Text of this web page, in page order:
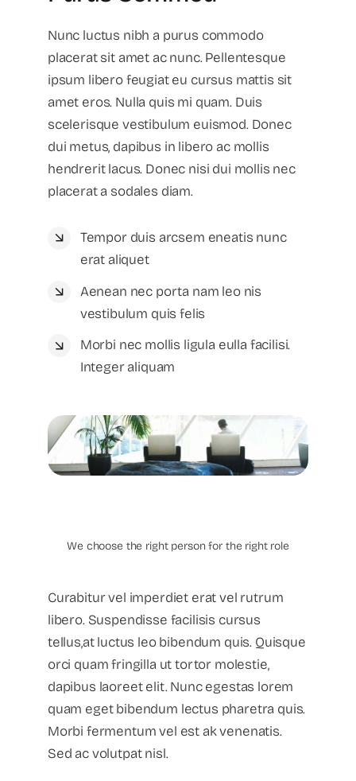
Nunc luctus nibh a purus commodo
placerat sit amet ac nunc. Pellentesque
ipsum libero feugiat eu cursus mattis sit
amet eros. Nulla quis mi quam. Duis
scelerisque vestibulum euismod. Donec
dui metus, dapibus in libero ac mollis
hendrerit lacus. Donec nisi dui mollis nec
placerat a sodales diam.
Tempor duis arcsem eneatis nunc
erat aliquet
Aenean nec porta nam leo nis
vestibulum quis felis
Morbi nec mollis ligula eulla facilisi.
Integer aliquam
Recruitment
We choose the right person for the right role
Curabitur vel imperdiet erat vel rutrum
libero. Suspendisse facilisis cursus
tellus,at luctus leo bibendum quis. Quisque
orci quam fringilla ut tortor molestie,
dapibus laoreet elit. Nunc egestas lorem
quam eget bibendum lectus pharetra quis.
Morbi fermentum vel est ak venenatis.
Sed ac volutpat nisl.